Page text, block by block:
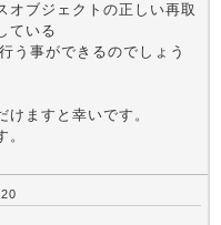
オブジェクトの正しい再取
ている
う事ができるのでしょう
けますと幸いです。